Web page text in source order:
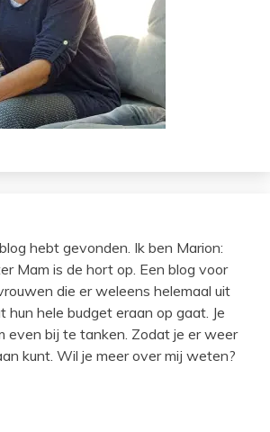
hebt gevonden. Ik ben Marion:
Mam is de hort op. Een blog voor
die er weleens helemaal uit
hun hele budget eraan op gaat. Je
even bij te tanken. Zodat je er weer
kunt. Wil je meer over mij weten?